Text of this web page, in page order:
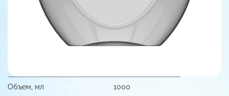
Объем, мл 1000